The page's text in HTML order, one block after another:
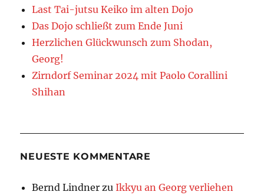
Last Tai-jutsu Keiko im alten Dojo
Das Dojo schließt zum Ende Juni
Herzlichen Glückwunsch zum Shodan,
Georg!
Zirndorf Seminar 2024 mit Paolo Corallini
Shihan
NEUESTE KOMMENTARE
Bernd Lindner zuIkkyu an Georg verliehen